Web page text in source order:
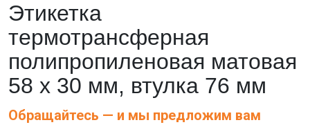
Этикетка
термотрансферная
полипропиленовая матовая
58 х 30 мм, втулка 76 мм
Обращайтесь — и мы предложим вам